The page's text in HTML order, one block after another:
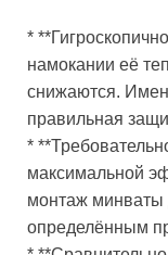
*
намокании её
снижаются.
правильная
*
максимальной
монтаж минваты
определённым